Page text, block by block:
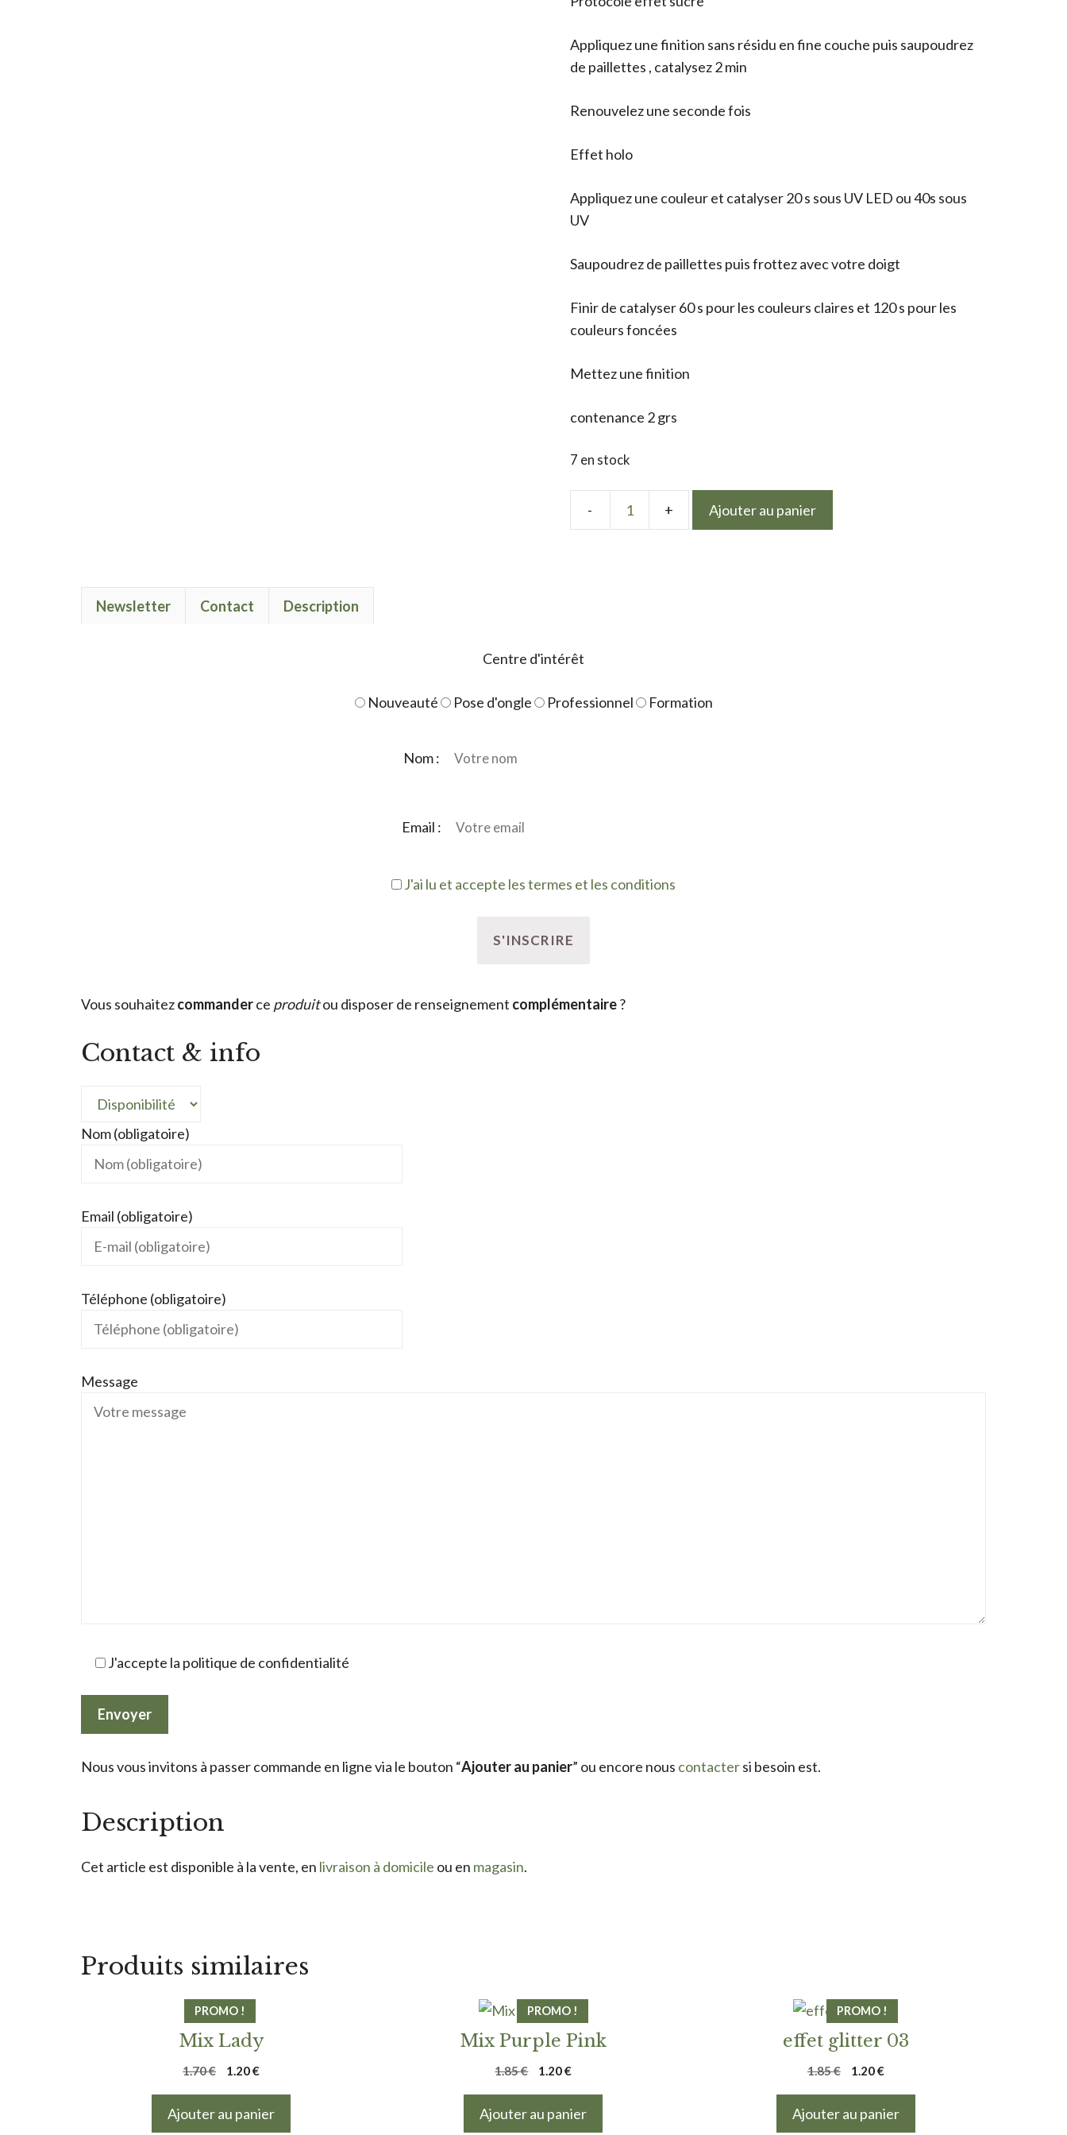
Appliquez une finition sans résidu en fine couche puis saupoudrez
de paillettes , catalysez 2 min
Renouvelez une seconde fois
Effet holo
Appliquez une couleur et catalyser 20 s sous UV LED ou 40s sous
UV
Saupoudrez de paillettes puis frottez avec votre doigt
Finir de catalyser 60 s pour les couleurs claires et 120 s pour les
couleurs foncées
Mettez une finition
contenance 2 grs
7 en stock
Ajouter au panier
Newsletter Contact Description
Centre d'intérêt
Nouveauté Pose d'ongle Professionnel Formation
Nom :
Email :
J'ai lu et accepte les termes et les conditions
Vous souhaitezcommanderce produitou disposer de renseignement complémentaire?
Contact & info
Nom (obligatoire)
Email (obligatoire)
Téléphone (obligatoire)
Message
J'accepte la politique de confidentialité
Nous vous invitons à passer commande en ligne via le bouton “Ajouter au panier” ou encore nous contactersi besoin est.
Description
Cet article est disponible à la vente, en livraison à domicile ou en magasin.
Produits similaires
PROMO !
Mix Lady
1.70€
Le
initial
1.20€Le
actuel
Ajouter au panier
PROMO !
Mix Purple Pink
1.85€
Le
initial
1.20€Le
actuel
Ajouter au panier
PROMO !
effet glitter 03
1.85€
Le
1.20€Le
actuel
Ajouter au panier